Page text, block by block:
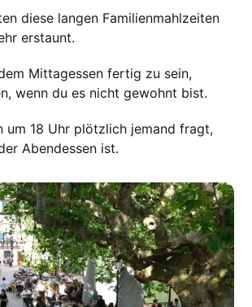
diese langen Familienmahlzeiten
erstaunt.
Mittagessen fertig zu sein,
wenn du es nicht gewohnt bist.
um 18 Uhr plötzlich jemand fragt,
Abendessen ist.